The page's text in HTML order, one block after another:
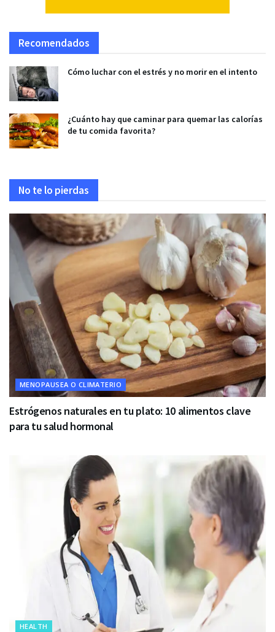
Recomendados
Cómo luchar con el estrés y no morir en el intento
¿Cuánto hay que caminar para quemar las calorías
de tu comida favorita?
No te lo pierdas
MENOPAUSEA O CLIMATERIO
Estrógenos naturales en tu plato: 10 alimentos clave
para tu salud hormonal
HEALTH